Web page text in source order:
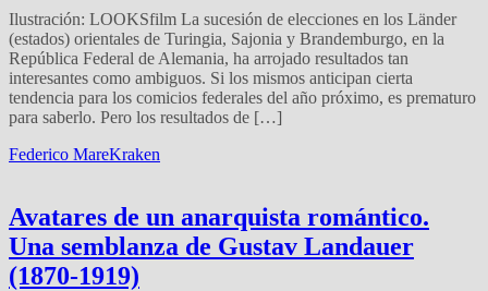
Ilustración: LOOKSfilm La sucesión de elecciones en los Länder
(estados) orientales de Turingia, Sajonia y Brandemburgo, en la
República Federal de Alemania, ha arrojado resultados tan
interesantes como ambiguos. Si los mismos anticipan cierta
tendencia para los comicios federales del año próximo, es prematuro
para saberlo. Pero los resultados de […]
Federico MareKraken
Avatares de un anarquista romántico.
Una semblanza de Gustav Landauer
(1870-1919)